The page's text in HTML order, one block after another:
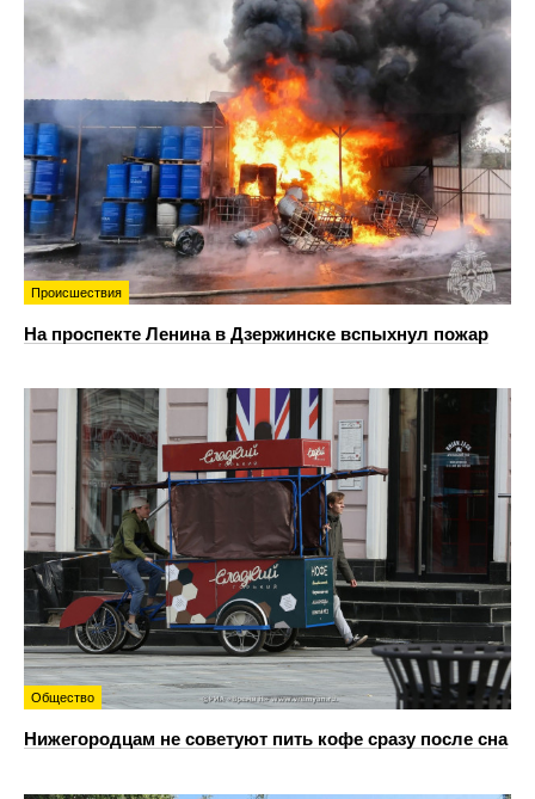
Происшествия
На проспекте Ленина в Дзержинске вспыхнул пожар
Общество
Нижегородцам не советуют пить кофе сразу после сна